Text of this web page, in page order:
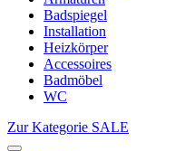
Badspiegel
Installation
Heizkörper
Accessoires
Badmöbel
WC
Zur Kategorie SALE